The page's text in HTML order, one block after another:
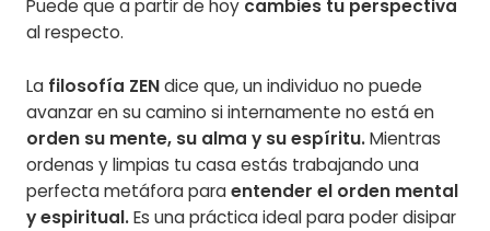
Puede que a partir de hoy cambies tu perspectiva
al respecto.
Lafilosofía ZENdice que, un individuo no puede
avanzar en su camino si internamente no está en
orden su mente, su alma y su espíritu.Mientras
ordenas y limpias tu casa estás trabajando una
perfecta metáfora paraentender el orden mental
y espiritual.Es una práctica ideal para poder disipar